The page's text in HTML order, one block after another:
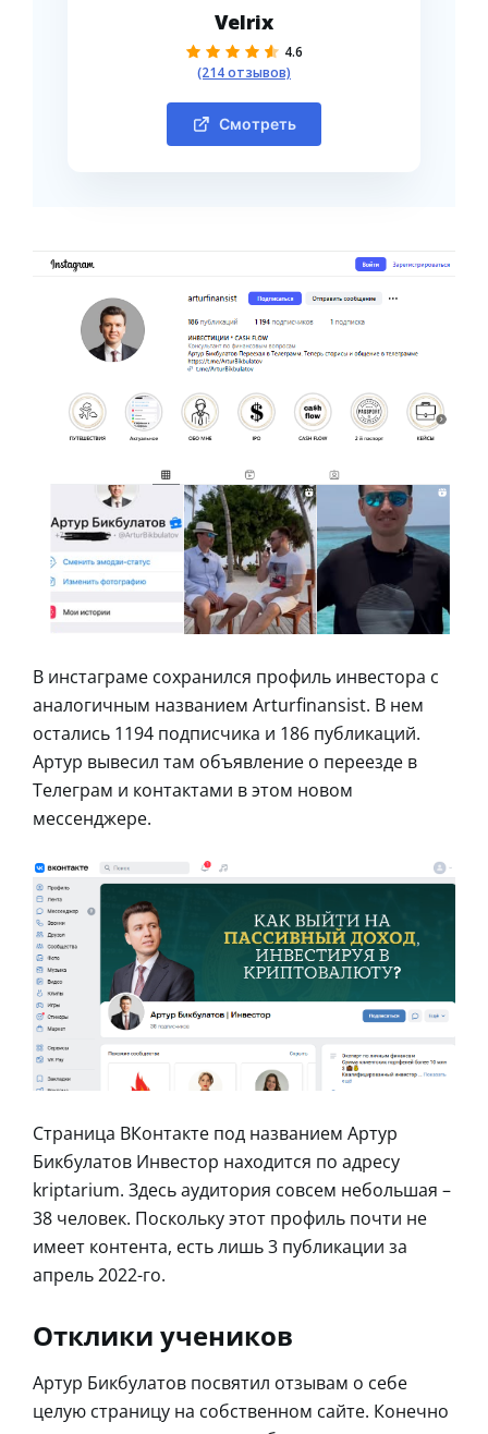
Velrix
4.6
(214 отзывов)
Смотреть
В инстаграме сохранился профиль инвестора с
аналогичным названием Arturfinansist. В нем
остались 1194 подписчика и 186 публикаций.
Артур вывесил там объявление о переезде в
Телеграм и контактами в этом новом
мессенджере.
Страница ВКонтакте под названием Артур
Бикбулатов Инвестор находится по адресу
kriptarium. Здесь аудитория совсем небольшая –
38 человек. Поскольку этот профиль почти не
имеет контента, есть лишь 3 публикации за
апрель 2022-го.
Отклики учеников
Артур Бикбулатов посвятил отзывам о себе
целую страницу на собственном сайте. Конечно